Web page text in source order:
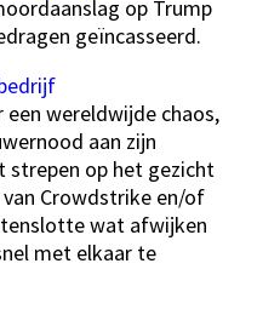
op Trump
geïncasseerd.
wereldwijde chaos,
aan zijn
op het gezicht
Crowdstrike en/of
wat afwijken
met elkaar te